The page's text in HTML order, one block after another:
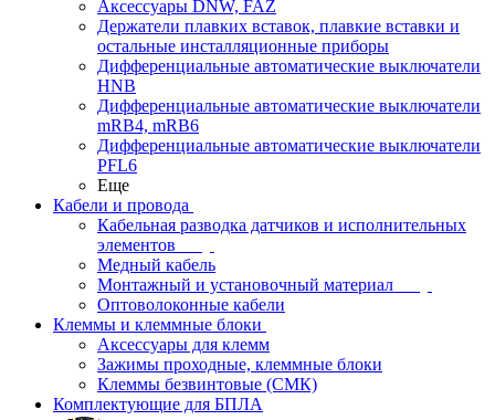
Аксессуары DNW, FAZ
Держатели плавких вставок, плавкие вставки и
остальные инсталляционные приборы
Дифференциальные автоматические выключатели
HNB
Дифференциальные автоматические выключатели
mRB4, mRB6
Дифференциальные автоматические выключатели
PFL6
Еще
Кабели и провода
Кабельная разводка датчиков и исполнительных
элементов
Медный кабель
Монтажный и установочный материал
Оптоволоконные кабели
Клеммы и клеммные блоки
Аксессуары для клемм
Зажимы проходные, клеммные блоки
Клеммы безвинтовые (СМК)
Комплектующие для БПЛА